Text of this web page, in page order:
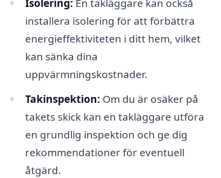
Isolering: En takläggare kan också
installera isolering för att förbättra
energieffektiviteten i ditt hem, vilket
kan sänka dina
uppvärmningskostnader.
Takinspektion: Om du är osäker på
takets skick kan en takläggare utföra
en grundlig inspektion och ge dig
rekommendationer för eventuell
åtgärd.